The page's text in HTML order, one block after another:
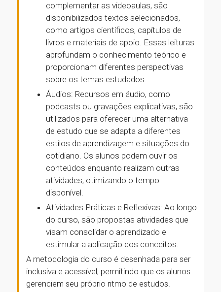
complementar as videoaulas, são
disponibilizados textos selecionados,
como artigos científicos, capítulos de
livros e materiais de apoio. Essas leituras
aprofundam o conhecimento teórico e
proporcionam diferentes perspectivas
sobre os temas estudados.
Áudios: Recursos em áudio, como
podcasts ou gravações explicativas, são
utilizados para oferecer uma alternativa
de estudo que se adapta a diferentes
estilos de aprendizagem e situações do
cotidiano. Os alunos podem ouvir os
conteúdos enquanto realizam outras
atividades, otimizando o tempo
disponível.
Atividades Práticas e Reflexivas: Ao longo
do curso, são propostas atividades que
visam consolidar o aprendizado e
estimular a aplicação dos conceitos.
A metodologia do curso é desenhada para ser
inclusiva e acessível, permitindo que os alunos
gerenciem seu próprio ritmo de estudos.